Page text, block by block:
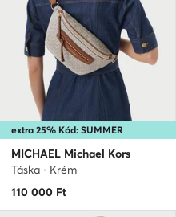
extra 25% Kód: SUMMER
MICHAEL Michael Kors
Táska · Krém
110 000 Ft